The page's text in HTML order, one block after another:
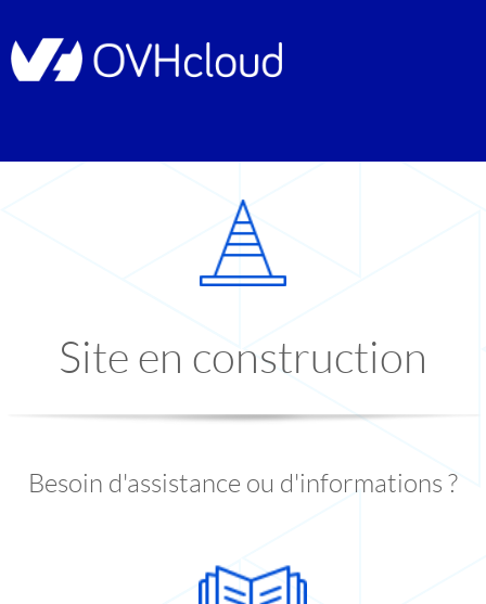
Site en construction
Besoin d'assistance ou d'informations ?